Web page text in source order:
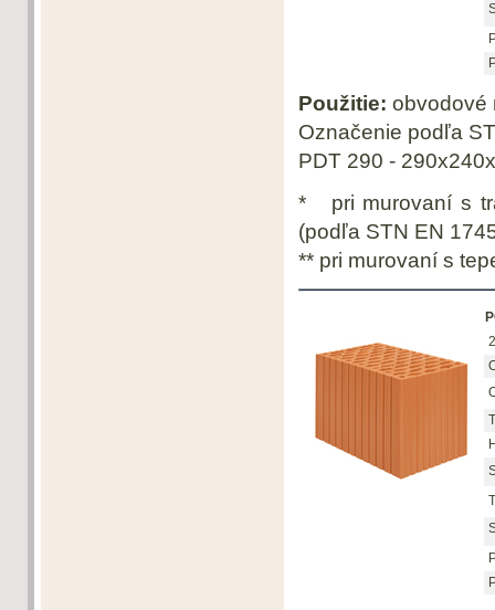
Použitie: obvodové
Označenie podľa
PDT 290 -
* pri murovaní s
(podľa STN EN
** pri murovaní s